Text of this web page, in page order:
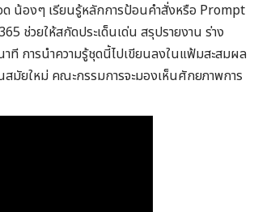
ด น้องๆ เรียนรู้หลักการป้อนคำสั่งหรือ Prompt
ช่วยให้สกัดประเด็นเด่น สรุปรายงาน ร่าง
ที การนำความรู้ชุดนี้ไปเขียนลงในแฟ้มสะสมผล
มัยใหม่ คณะกรรมการจะมองเห็นศักยภาพการ